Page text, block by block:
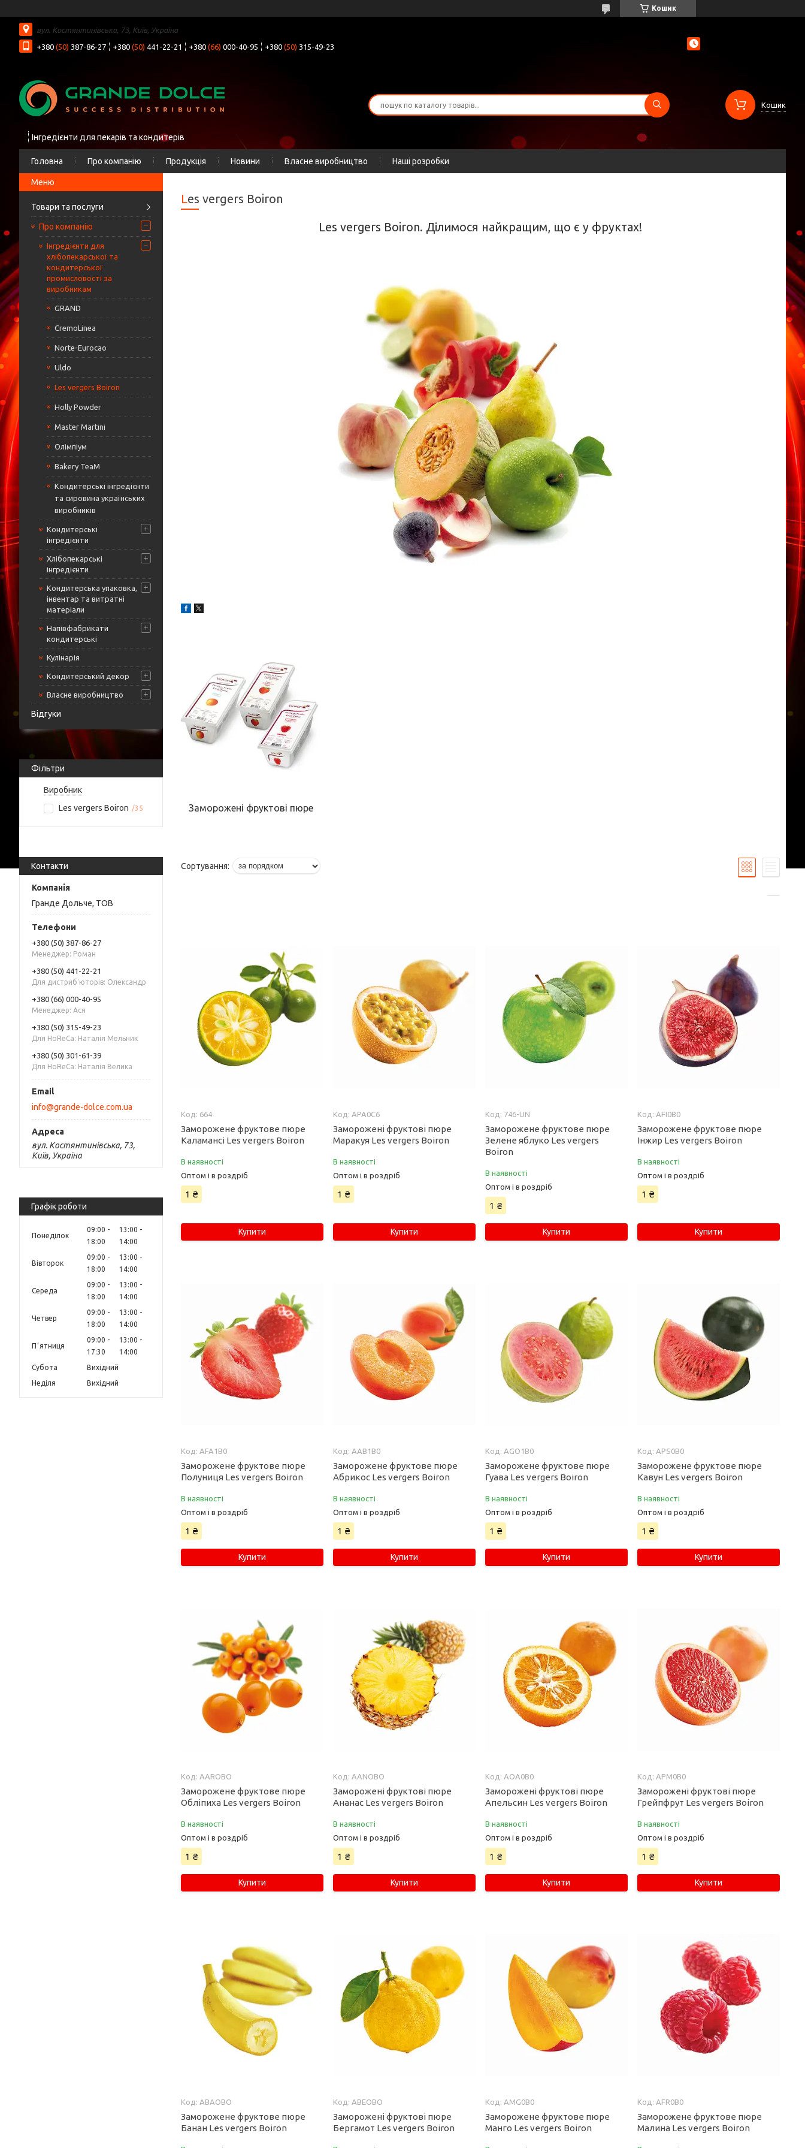
Кошик
вул. Костянтинівська, 73, Київ, Україна
+380 (50) 387-86-27 +380 (50) 441-22-21 +380 (66) 000-40-95 +380 (50) 315-49-23
Інгредієнти для пекарів та кондитерів
Кошик
Головна Про компанію Продукція Новини Власне виробництво Наші розробки
Товари та послуги
Про компанію
Інгредієнти для
хлібопекарської та
кондитерської
промисловості за
виробникам
GRAND
CremoLinea
Norte-Eurocao
Uldo
Les vergers Boiron
Holly Powder
Master Martini
Олімпіум
Bakery TeaM
Кондитерські інгредієнти
та сировина українських
виробників
Кондитерські
інгредієнти
Хлібопекарські
інгредієнти
Кондитерська упаковка,
інвентар та витратні
матеріали
Напівфабрикати
кондитерські
Кулінарія
Кондитерський декор
Власне виробництво
Відгуки
Фільтри
Виробник
Les vergers Boiron
35
Контакти
Гранде Дольче, ТОВ
+380 (50) 387-86-27
Менеджер: Роман
+380 (50) 441-22-21
Для дистриб'юторів: Олександр
+380 (66) 000-40-95
Менеджер: Ася
+380 (50) 315-49-23
Для HoReCa: Наталія Мельник
+380 (50) 301-61-39
Для HoReCa: Наталія Велика
info@grande-dolce.com.ua
вул. Костянтинівська, 73,
Київ, Україна
Графік роботи
Понеділок
09:00
18:00
13:00
14:00
Вівторок
09:00
18:00
13:00
14:00
Середа
09:00
18:00
13:00
14:00
Четвер
09:00
18:00
13:00
14:00
Пʼятниця
09:00
17:30
13:00
14:00
Субота
Вихідний
Неділя
Вихідний
Les vergers Boiron
Les vergers Boiron. Ділимося найкращим, що є у фруктах!
Заморожені фруктові пюре
664
Заморожене фруктове пюре
Каламансі Les vergers Boiron
В наявності
Оптом і в роздріб
1 ₴
Купити
APA0C6
Заморожені фруктові пюре
Маракуя Les vergers Boiron
В наявності
Оптом і в роздріб
1 ₴
Купити
746-UN
Заморожене фруктове пюре
Зелене яблуко Les vergers
Boiron
В наявності
Оптом і в роздріб
1 ₴
Купити
AFI0B0
Заморожене фруктове пюре
Інжир Les vergers Boiron
В наявності
Оптом і в роздріб
1 ₴
Купити
AFA1B0
Заморожене фруктове пюре
Полуниця Les vergers Boiron
В наявності
Оптом і в роздріб
1 ₴
Купити
AAB1B0
Заморожене фруктове пюре
Абрикос Les vergers Boiron
В наявності
Оптом і в роздріб
1 ₴
Купити
AGO1B0
Заморожене фруктове пюре
Гуава Les vergers Boiron
В наявності
Оптом і в роздріб
1 ₴
Купити
APS0B0
Заморожене фруктове пюре
Кавун Les vergers Boiron
В наявності
Оптом і в роздріб
1 ₴
Купити
AAROBO
Заморожене фруктове пюре
Обліпиха Les vergers Boiron
В наявності
Оптом і в роздріб
1 ₴
Купити
AANOBO
Заморожені фруктові пюре
Ананас Les vergers Boiron
В наявності
Оптом і в роздріб
1 ₴
Купити
AOA0B0
Заморожені фруктові пюре
Апельсин Les vergers Boiron
В наявності
Оптом і в роздріб
1 ₴
Купити
APM0B0
Заморожені фруктові пюре
Грейпфрут Les vergers Boiron
В наявності
Оптом і в роздріб
1 ₴
Купити
ABAOBO
Заморожене фруктове пюре
Банан Les vergers Boiron
ABEOBO
Заморожені фруктові пюре
Бергамот Les vergers Boiron
AMG0B0
Заморожене фруктове пюре
Манго Les vergers Boiron
AFR0B0
Заморожене фруктове пюре
Малина Les vergers Boiron